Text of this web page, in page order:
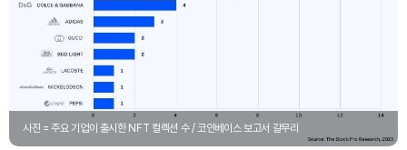
사진 = 주요 기업이 출시한 NFT 컬렉션 수 / 코인베이스 보고서 갈무리